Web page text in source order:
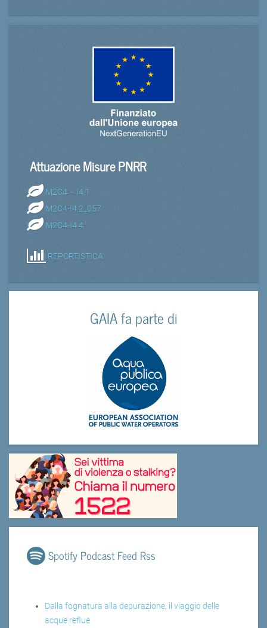
Attuazione Misure PNRR
M2C4 – I4.1
M2C4-I4.2_057
M2C4-I4.4
REPORTISTICA
GAIA fa parte di
Spotify Podcast Feed Rss
Dalla fognatura alla depurazione, il viaggio delle
acque reflue